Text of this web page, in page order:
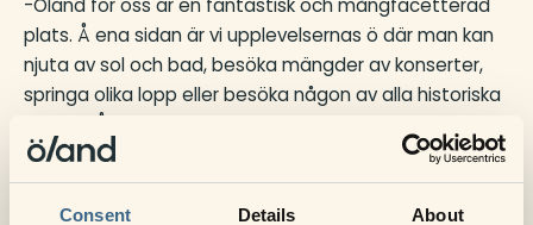
Consent Details About
-Öland för oss är en fantastisk och mångfacetterad
plats. Å ena sidan är vi upplevelsernas ö där man kan
njuta av sol och bad, besöka mängder av konserter,
springa olika lopp eller besöka någon av alla historiska
stillsamma decembermorgnar och blomstrande
dagar i april. Detta gör att vi behöver ha en profil som
är flexibel och minimalistisk, men också nytänkande